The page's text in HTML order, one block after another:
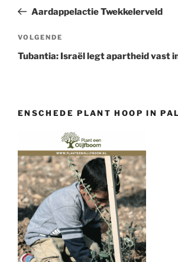
bericht
Aardappelactie Twekkelerveld
Volgend
bericht
VOLGENDE
Tubantia: Israël legt apartheid vast
ENSCHEDE PLANT HOOP IN